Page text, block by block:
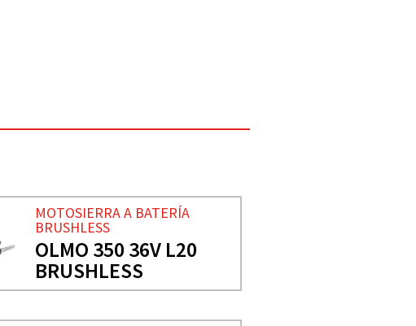
MOTOSIERRA A BATERÍA
BRUSHLESS
OLMO 350 36V L20
BRUSHLESS